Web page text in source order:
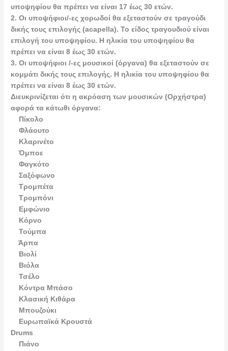
υποψηφίου θα πρέπει να είναι 17 έως 30 ετών.
2. Οι υποψήφιοι/-ες χορωδοί θα εξεταστούν σε τραγούδι
δικής τους επιλογής (acapella). Το είδος τραγουδιού είναι
επιλογή του υποψηφίου. Η ηλικία του υποψηφίου θα
πρέπει να είναι 8 έως 30 ετών.
3. Οι υποψήφιοι /-ες μουσικοί (όργανα) θα εξεταστούν σε
κομμάτι δικής τους επιλογής. Η ηλικία του υποψηφίου θα
πρέπει να είναι 8 έως 30 ετών.
Διευκρινίζεται ότι η ακρόαση των μουσικών (Ορχήστρα)
αφορά τα κάτωθι όργανα:
Πίκολο
Φλάουτο
Κλαρινέτο
Όμποε
Φαγκότο
Σαξόφωνο
Τρομπέτα
Τρομπόνι
Εμφώνιο
Κόρνο
Τούμπα
Άρπα
Βιολί
Βιόλα
Τσέλο
Κόντρα Μπάσο
Κλασική Κιθάρα
Μπουζούκι
Ευρωπαϊκά Κρουστά
Drums
Πιάνο